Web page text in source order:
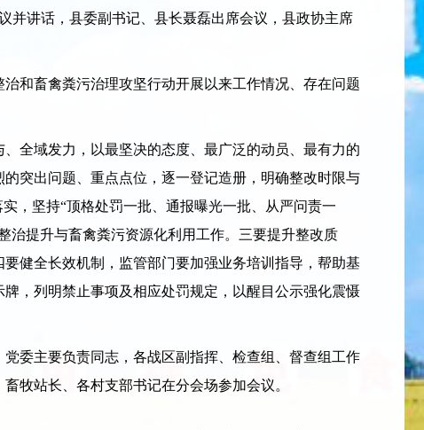
讲话，县委副书记、县长聂磊出席会议，县政协主席
和畜禽粪污治理攻坚行动开展以来工作情况、存在问题
全域发力，以最坚决的态度、最广泛的动员、最有力的
突出问题、重点点位，逐一登记造册，明确整改时限与
，坚持“顶格处罚一批、通报曝光一批、从严问责一
治提升与畜禽粪污资源化利用工作。三要提升整改质
健全长效机制，监管部门要加强业务培训指导，帮助基
，列明禁止事项及相应处罚规定，以醒目公示强化震慑
委主要负责同志，各战区副指挥、检查组、督查组工作
牧站长、各村支部书记在分会场参加会议。